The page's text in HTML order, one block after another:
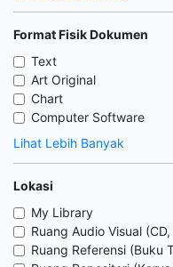
Format Fisik Dokumen
Text
Art Original
Chart
Computer Software
Lihat Lebih Banyak
Lokasi
My Library
Ruang Audio Visual
Ruang Referensi (Buku